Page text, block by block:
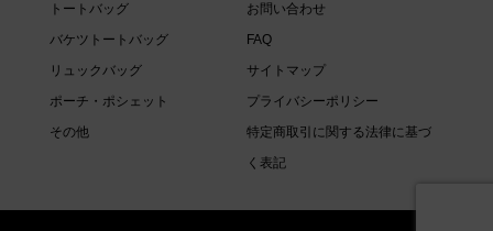
トートバッグ
バケツトートバッグ
リュックバッグ
ポーチ・ポシェット
その他
お問い合わせ
FAQ
サイトマップ
プライバシーポリシー
特定商取引に関する法律に基づ
く表記